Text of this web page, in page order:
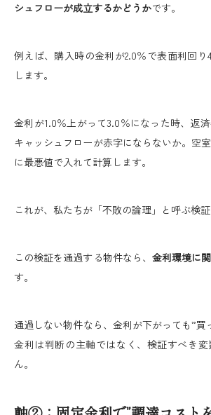
シュフローが成立するかどうかです。
例えば、購入時の金利が2.0％で表面利回り
します。
金利が1.0％上がって3.0％になった時、返済
キャッシュフローが赤字にならないか。空
に最悪値で入れて計算します。
これが、私たちが「不敗の論理」と呼ぶ検証
この検証を通過する物件なら、 金利環境に
す。
通過しない物件なら、金利が下がっても”
金利は判断の主軸ではなく、検証すべき
ん。